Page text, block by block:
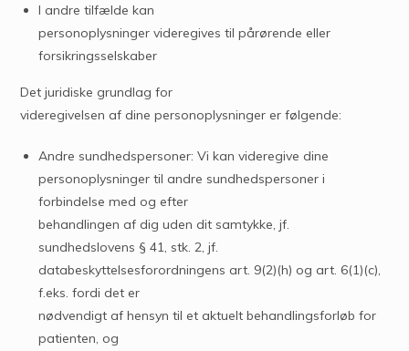
I andre tilfælde kan
personoplysninger videregives til pårørende eller
forsikringsselskaber
Det juridiske grundlag for
videregivelsen af dine personoplysninger er følgende:
Andre sundhedspersoner: Vi kan videregive dine
personoplysninger til andre sundhedspersoner i
forbindelse med og efter
behandlingen af dig uden dit samtykke, jf.
sundhedslovens § 41, stk. 2, jf.
databeskyttelsesforordningens art. 9(2)(h) og art. 6(1)(c),
f.eks. fordi det er
nødvendigt af hensyn til et aktuelt behandlingsforløb for
patienten, og